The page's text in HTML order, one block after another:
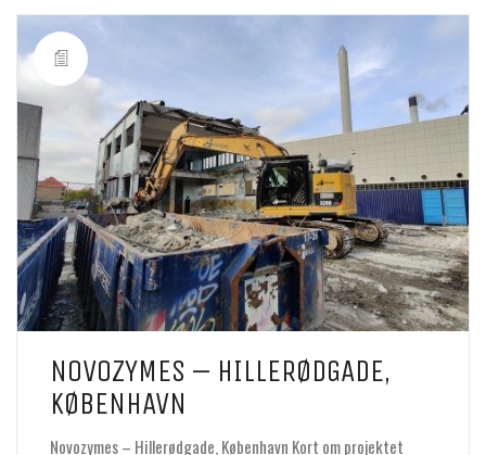
NOVOZYMES – HILLERØDGADE,
KØBENHAVN
Novozymes – Hillerødgade, København Kort om projektet